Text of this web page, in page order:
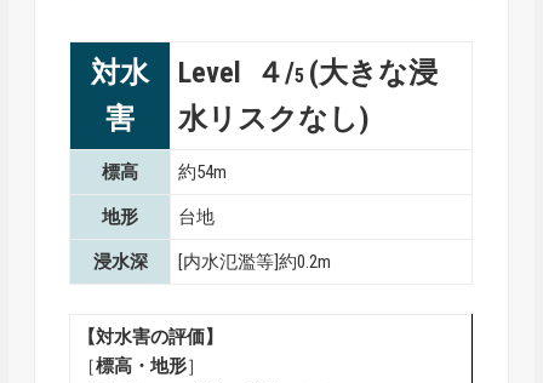
対水
害
Level ４/5 (大きな浸
水リスクなし)
標高 約54m
地形 台地
浸水深 [内水氾濫等]約0.2m
【対水害の評価】
［標高・地形］